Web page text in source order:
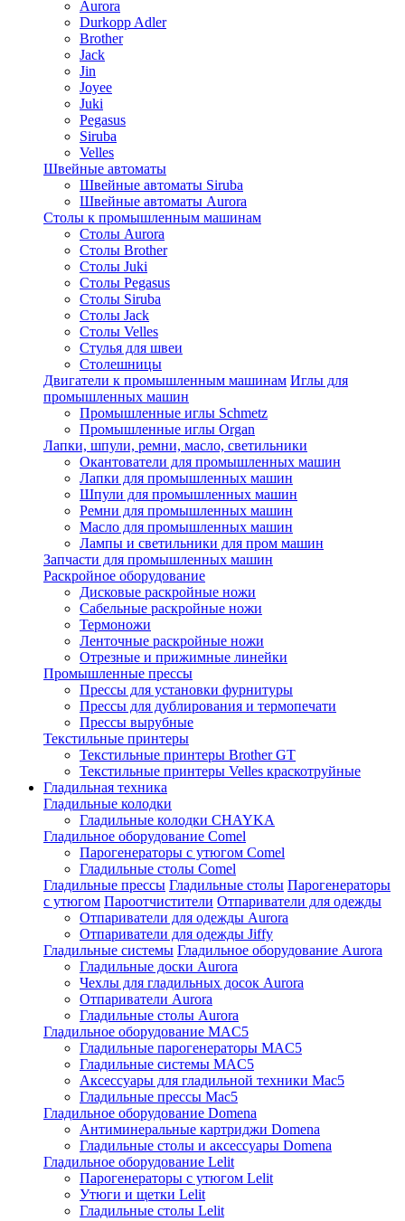
Aurora
Durkopp Adler
Brother
Jack
Jin
Joyee
Juki
Pegasus
Siruba
Velles
Швейные автоматы
Швейные автоматы Siruba
Швейные автоматы Aurora
Столы к промышленным машинам
Столы Aurora
Столы Brother
Столы Juki
Столы Pegasus
Столы Siruba
Столы Jack
Столы Velles
Стулья для швеи
Столешницы
Двигатели к промышленным машинам Иглы для
промышленных машин
Промышленные иглы Schmetz
Промышленные иглы Organ
Лапки, шпули, ремни, масло, светильники
Окантователи для промышленных машин
Лапки для промышленных машин
Шпули для промышленных машин
Ремни для промышленных машин
Масло для промышленных машин
Лампы и светильники для пром машин
Запчасти для промышленных машин
Раскройное оборудование
Дисковые раскройные ножи
Сабельные раскройные ножи
Термоножи
Ленточные раскройные ножи
Отрезные и прижимные линейки
Промышленные прессы
Прессы для установки фурнитуры
Прессы для дублирования и термопечати
Прессы вырубные
Текстильные принтеры
Текстильные принтеры Brother GT
Текстильные принтеры Velles краскотруйные
Гладильная техника
Гладильные колодки
Гладильные колодки CHAYKA
Гладильное оборудование Comel
Парогенераторы с утюгом Comel
Гладильные столы Comel
Гладильные прессы Гладильные столы Парогенераторы
с утюгом Пароотчистители Отпариватели для одежды
Отпариватели для одежды Aurora
Отпариватели для одежды Jiffy
Гладильные системы Гладильное оборудование Aurora
Гладильные доски Aurora
Чехлы для гладильных досок Aurora
Отпариватели Aurora
Гладильные столы Aurora
Гладильное оборудование MAC5
Гладильные парогенераторы MAC5
Гладильные системы MAC5
Аксессуары для гладильной техники Mac5
Гладильные прессы Mac5
Гладильное оборудование Domena
Антиминеральные картриджи Domena
Гладильные столы и аксессуары Domena
Гладильное оборудование Lelit
Парогенераторы с утюгом Lelit
Утюги и щетки Lelit
Гладильные столы Lelit